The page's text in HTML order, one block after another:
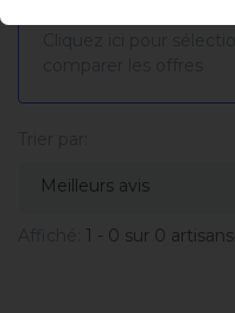
1 - 0 sur 0 artisans